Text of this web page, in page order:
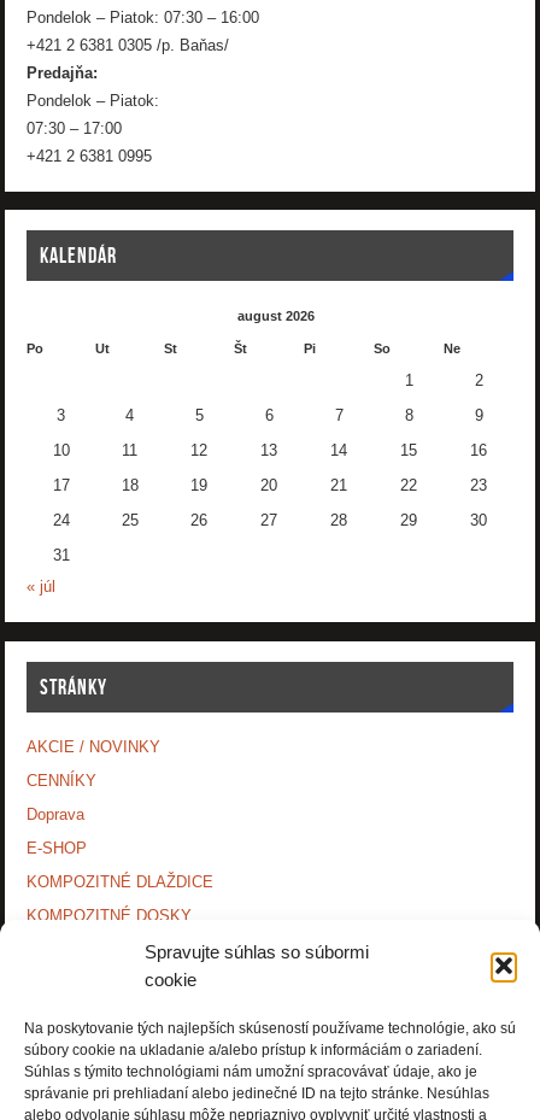
Spravujte súhlas so súbormi
cookie
Na poskytovanie tých najlepších skúseností používame technológie, ako sú
súbory cookie na ukladanie a/alebo prístup k informáciám o zariadení.
Súhlas s týmito technológiami nám umožní spracovávať údaje, ako je
správanie pri prehliadaní alebo jedinečné ID na tejto stránke. Nesúhlas
alebo odvolanie súhlasu môže nepriaznivo ovplyvniť určité vlastnosti a
Pondelok – Piatok: 07:30 – 16:00
+421 2 6381 0305 /p. Baňas/
Predajňa:
Pondelok – Piatok:
07:30 – 17:00
+421 2 6381 0995
KALENDÁR
august 2026
Po Ut St Št Pi So Ne
1 2
3 4 5 6 7 8 9
10 11 12 13 14 15 16
17 18 19 20 21 22 23
24 25 26 27 28 29 30
31
« júl
STRÁNKY
AKCIE / NOVINKY
CENNÍKY
Doprava
E-SHOP
KOMPOZITNÉ DLAŽDICE
KOMPOZITNÉ DOSKY.
MONTÁŽNE NÁVODY
OCHRANA OSOBNÝCH ÚDAJOV
PRÍSLUŠENSTVO.